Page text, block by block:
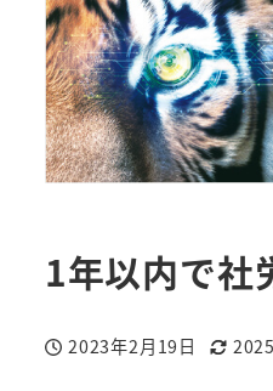
1年以内で社
投稿日
2023年2月19日
更新日